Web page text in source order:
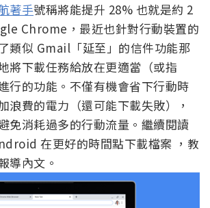
著手號稱將能提升 28% 也就是約 2
Chrome，最近也針對行動裝置的
類似 Gmail「延至」的信件功能那
將下載任務給放在更適當（或指
行的功能。不僅有機會省下行動時
浪費的電力（還可能下載失敗），
免消耗過多的行動流量。繼續閱讀
在更好的時間點下載檔案 ，教
導內文。